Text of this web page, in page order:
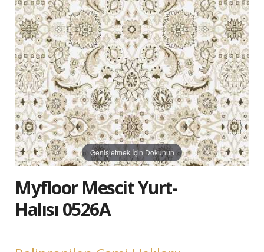
Genişletmek İçin Dokunun
Myfloor Mescit Yurt-
Halısı 0526A